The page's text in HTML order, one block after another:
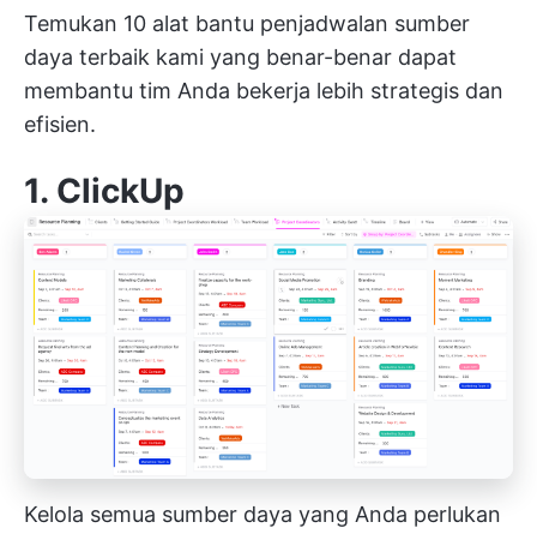
Temukan 10 alat bantu penjadwalan sumber
daya terbaik kami yang benar-benar dapat
membantu tim Anda bekerja lebih strategis dan
efisien.
1. ClickUp
Kelola semua sumber daya yang Anda perlukan